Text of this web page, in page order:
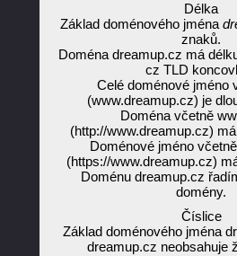
Délka
Základ doménového jména
znaků.
Doména dreamup.cz má
cz TLD
Celé doménové jméno
(www.dreamup.cz) je
Doména včetně
(http://www.dreamup.cz)
Doménové jméno
(https://www.dreamup.cz)
Doménu dreamup.cz
domény.
Číslice
Základ doménového jména
dreamup.cz neobsahuje